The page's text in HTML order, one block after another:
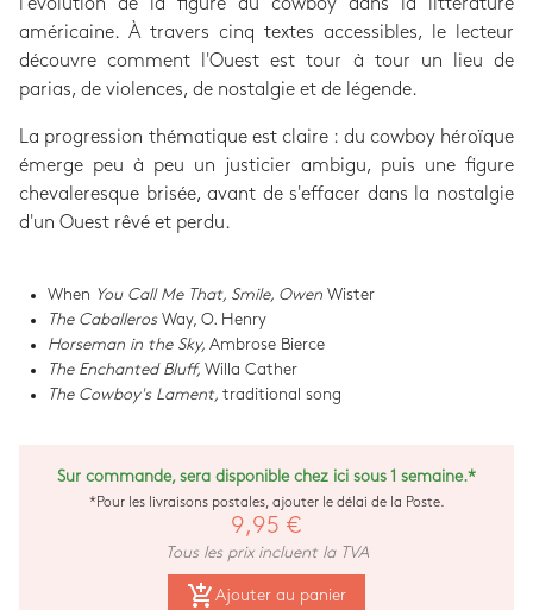
l'évolution de la figure du cowboy dans la littérature
américaine. À travers cinq textes accessibles, le lecteur
découvre comment l'Ouest est tour à tour un lieu de
parias, de violences, de nostalgie et de légende.
La progression thématique est claire : du cowboy héroïque
émerge peu à peu un justicier ambigu, puis une figure
chevaleresque brisée, avant de s'effacer dans la nostalgie
d'un Ouest rêvé et perdu.
When You Call Me That, Smile, Owen Wister
The CaballerosWay, O. Henry
Horseman in the Sky, Ambrose Bierce
The Enchanted Bluff, Willa Cather
The Cowboy's Lament, traditional song
Sur commande, sera disponible chez ici sous 1 semaine.*
*Pour les livraisons postales, ajouter le délai de la Poste.
9,95 €
Tous les prix incluent la TVA
add_shopping_cart Ajouter au panier